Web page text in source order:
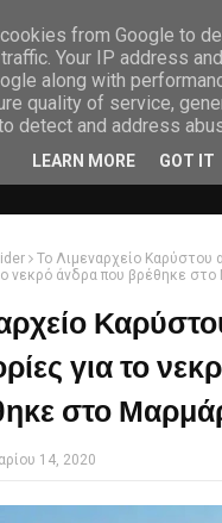
Το Λιμεναρχείο Καρύστου
νεκρό άνδρα που βρέθηκε στο
για το
στο
14, 2020
from Google to
Your IP address
along with
quality of service,
detect and address
LEARN MORE GOT IT